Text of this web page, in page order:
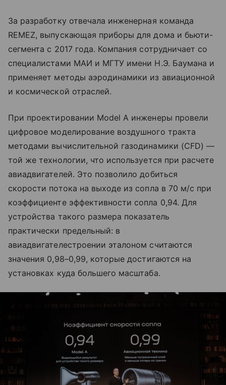
За разработку отвечала инженерная команда
REMEZ, выпускающая приборы для дома и бьюти-
сегмента с 2017 года. Компания сотрудничает со
специалистами МАИ и МГТУ имени Н.Э. Баумана и
применяет методы аэродинамики из авиационной
и космической отраслей.
При проектировании Model A инженеры провели
цифровое моделирование воздушного тракта
методами вычислительной газодинамики (CFD) —
той же технологии, что используется при расчете
авиадвигателей. Это позволило добиться
скорости потока на выходе из сопла в 70 м/с при
коэффициенте эффективности сопла 0,94. Для
устройства такого размера показатель
практически предельный: в
авиадвигателестроении эталоном считаются
значения 0,98–0,99, которые достигаются на
установках куда большего масштаба.